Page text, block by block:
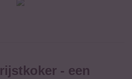
- een